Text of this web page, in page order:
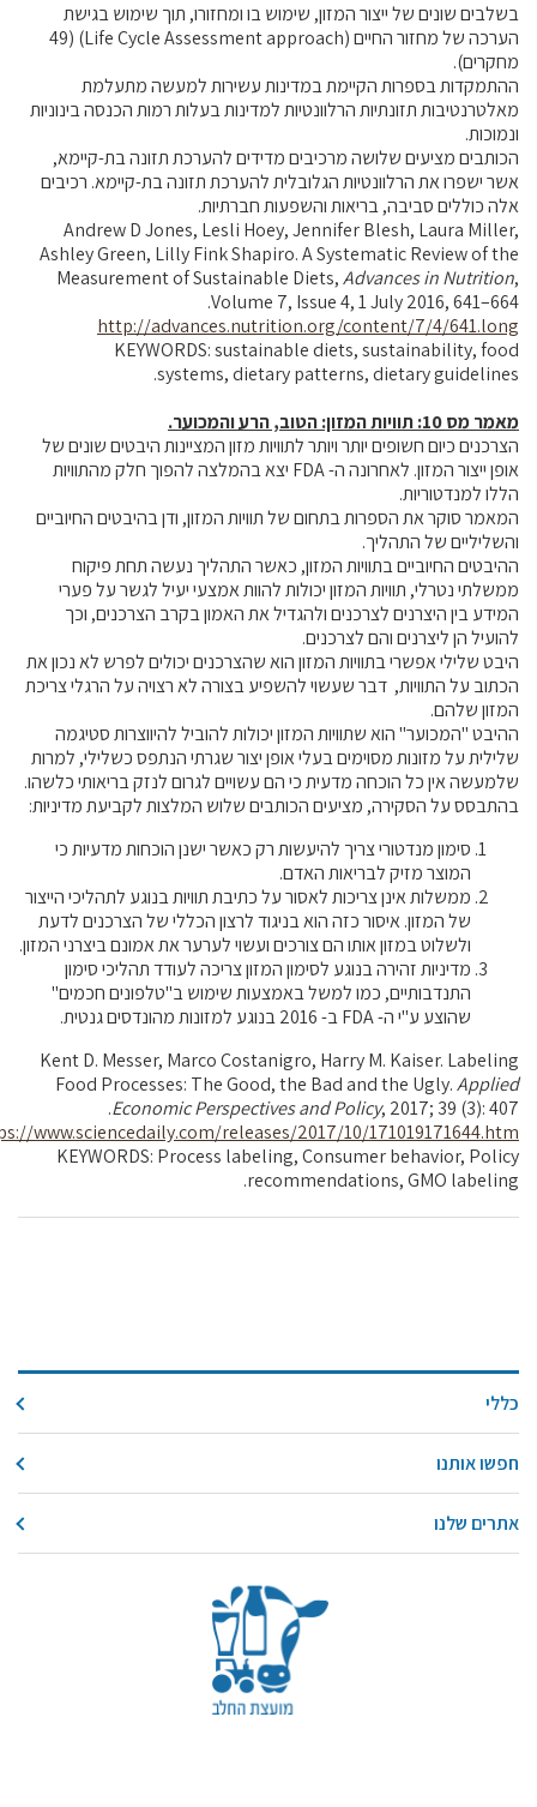
בשלבים שונים של ייצור המזון, שימוש בו ומחזורו, תוך שימוש בגישת
הערכה של מחזור החיים (Life Cycle Assessment approach) (49
מחקרים).
ההתמקדות בספרות הקיימת במדינות עשירות למעשה מתעלמת
מאלטרנטיבות תזונתיות הרלוונטיות למדינות בעלות רמות הכנסה בינוניות
ונמוכות.
הכותבים מציעים שלושה מרכיבים מדידים להערכת תזונה בת-קיימא,
אשר ישפרו את הרלוונטיות הגלובלית להערכת תזונה בת-קיימא. רכיבים
אלה כוללים סביבה, בריאות והשפעות חברתיות.
Andrew D Jones, Lesli Hoey, Jennifer Blesh, Laura Miller,
Ashley Green, Lilly Fink Shapiro. A Systematic Review of the
Measurement of Sustainable Diets,Advances in Nutrition,
Volume 7, Issue 4, 1 July 2016, 641–664.
http://advances.nutrition.org/content/7/4/641.long
KEYWORDS: sustainable diets, sustainability, food
systems, dietary patterns, dietary guidelines.
מאמר מס10: תוויות המזון: הטוב, הרע והמכוער.
הצרכנים כיום חשופים יותר ויותר לתוויות מזון המציינות היבטים שונים של
אופן ייצור המזון. לאחרונה ה- FDA יצא בהמלצה להפוך חלק מהתוויות
הללו למנדטוריות.
המאמר סוקר את הספרות בתחום של תוויות המזון, ודן בהיבטים החיוביים
והשליליים של התהליך.
ההיבטים החיוביים בתוויות המזון, כאשר התהליך נעשה תחת פיקוח
ממשלתי נטרלי, תוויות המזון יכולות להוות אמצעי יעיל לגשר על פערי
המידע בין היצרנים לצרכנים ולהגדיל את האמון בקרב הצרכנים, וכך
להועיל הן ליצרנים והם לצרכנים.
היבט שלילי אפשרי בתוויות המזון הוא שהצרכנים יכולים לפרש לא נכון את
הכתוב על התוויות, דבר שעשוי להשפיע בצורה לא רצויה על הרגלי צריכת
המזון שלהם.
ההיבט "המכוער" הוא שתוויות המזון יכולות להוביל להיווצרות סטיגמה
שלילית על מזונות מסוימים בעלי אופן יצור שגרתי הנתפס כשלילי, למרות
שלמעשה אין כל הוכחה מדעית כי הם עשויים לגרום לנזק בריאותי כלשהו.
בהתבסס על הסקירה, מציעים הכותבים שלוש המלצות לקביעת מדיניות:
סימון מנדטורי צריך להיעשות רק כאשר ישנן הוכחות מדעיות כי
המוצר מזיק לבריאות האדם.
ממשלות אינן צריכות לאסור על כתיבת תוויות בנוגע לתהליכי הייצור
של המזון. איסור כזה הוא בניגוד לרצון הכללי של הצרכנים לדעת
ולשלוט במזון אותו הם צורכים ועשוי לערער את אמונם ביצרני המזון.
מדיניות זהירה בנוגע לסימון המזון צריכה לעודד תהליכי סימון
התנדבותיים, כמו למשל באמצעות שימוש ב"טלפונים חכמים"
שהוצע ע"י ה- FDA ב- 2016 בנוגע למזונות מהונדסים גנטית.
Kent D. Messer, Marco Costanigro, Harry M. Kaiser. Labeling
Food Processes: The Good, the Bad and the Ugly.Applied
Economic Perspectives and Policy, 2017; 39 (3): 407.
www.sciencedaily.com/releases/2017/10/171019171644.htm
KEYWORDS: Process labeling, Consumer behavior, Policy
recommendations, GMO labeling.
כללי
חפשו אותנו
אתרים שלנו